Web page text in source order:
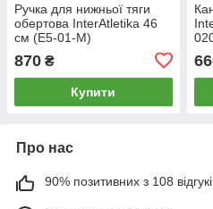
Ручка для нижньої тяги
обертова InterAtletika 46
см (E5-01-M)
870 ₴
Купити
Про нас
90% позитивних з 108